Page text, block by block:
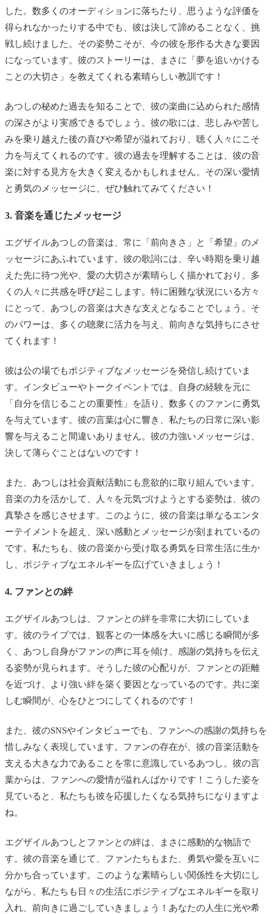
した。数多くのオーディションに落ちたり、思うような評価を
得られなかったりする中でも、彼は決して諦めることなく、挑
戦し続けました。その姿勢こそが、今の彼を形作る大きな要因
になっています。彼のストーリーは、まさに「夢を追いかける
ことの大切さ」を教えてくれる素晴らしい教訓です！
あつしの秘めた過去を知ることで、彼の楽曲に込められた感情
の深さがより実感できるでしょう。彼の歌には、悲しみや苦し
みを乗り越えた後の喜びや希望が溢れており、聴く人々にこそ
力を与えてくれるのです。彼の過去を理解することは、彼の音
楽に対する見方を大きく変えるかもしれません。その深い愛情
と勇気のメッセージに、ぜひ触れてみてください！
3. 音楽を通じたメッセージ
エグザイルあつしの音楽は、常に「前向きさ」と「希望」のメ
ッセージにあふれています。彼の歌詞には、辛い時期を乗り越
えた先に待つ光や、愛の大切さが素晴らしく描かれており、多
くの人々に共感を呼び起こします。特に困難な状況にいる方々
にとって、あつしの音楽は大きな支えとなることでしょう。そ
のパワーは、多くの聴衆に活力を与え、前向きな気持ちにさせ
てくれます！
彼は公の場でもポジティブなメッセージを発信し続けていま
す。インタビューやトークイベントでは、自身の経験を元に
「自分を信じることの重要性」を語り、数多くのファンに勇気
を与えています。彼の言葉は心に響き、私たちの日常に深い影
響を与えること間違いありません。彼の力強いメッセージは、
決して薄らぐことはないのです！
また、あつしは社会貢献活動にも意欲的に取り組んでいます。
音楽の力を活かして、人々を元気づけようとする姿勢は、彼の
真摯さを感じさせます。このように、彼の音楽は単なるエンタ
ーテイメントを超え、深い感動とメッセージが刻まれているの
です。私たちも、彼の音楽から受け取る勇気を日常生活に生か
し、ポジティブなエネルギーを広げていきましょう！
4. ファンとの絆
エグザイルあつしは、ファンとの絆を非常に大切にしていま
す。彼のライブでは、観客との一体感を大いに感じる瞬間が多
く、あつし自身がファンの声に耳を傾け、感謝の気持ちを伝え
る姿勢が見られます。そうした彼の心配りが、ファンとの距離
を近づけ、より強い絆を築く要因となっているのです。共に楽
しむ瞬間が、心をひとつにしてくれるのです！
また、彼のSNSやインタビューでも、ファンへの感謝の気持ちを
惜しみなく表現しています。ファンの存在が、彼の音楽活動を
支える大きな力であることを常に意識しているあつし。彼の言
葉からは、ファンへの愛情が溢れんばかりです！こうした姿を
見ていると、私たちも彼を応援したくなる気持ちになりますよ
ね。
エグザイルあつしとファンとの絆は、まさに感動的な物語で
す。彼の音楽を通じて、ファンたちもまた、勇気や愛を互いに
分かち合っています。このような素晴らしい関係性を大切にし
ながら、私たちも日々の生活にポジティブなエネルギーを取り
入れ、前向きに過ごしていきましょう！あなたの人生に光や希